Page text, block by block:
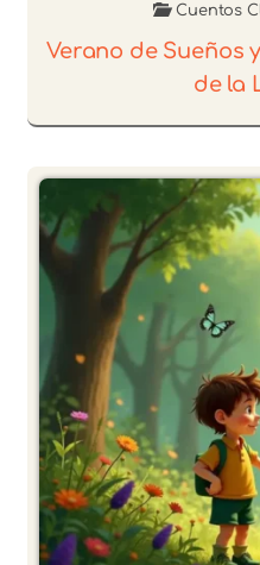
Cuentos
Verano de Sueños
de la